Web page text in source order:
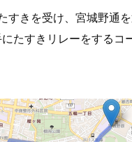
きを受け、宮城野通
たすきリレーをするコ